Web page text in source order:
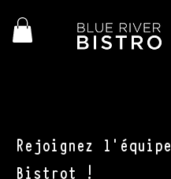
Rejoignez
Bistrot !